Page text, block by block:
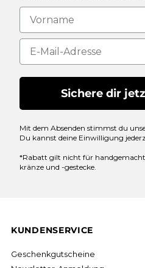
Sichere dir
Mit dem Absenden stimmst du
Du kannst deine Einwilligung
*Rabatt gilt nicht für
kränze und -gestecke.
KUNDENSERVICE
Geschenkgutscheine